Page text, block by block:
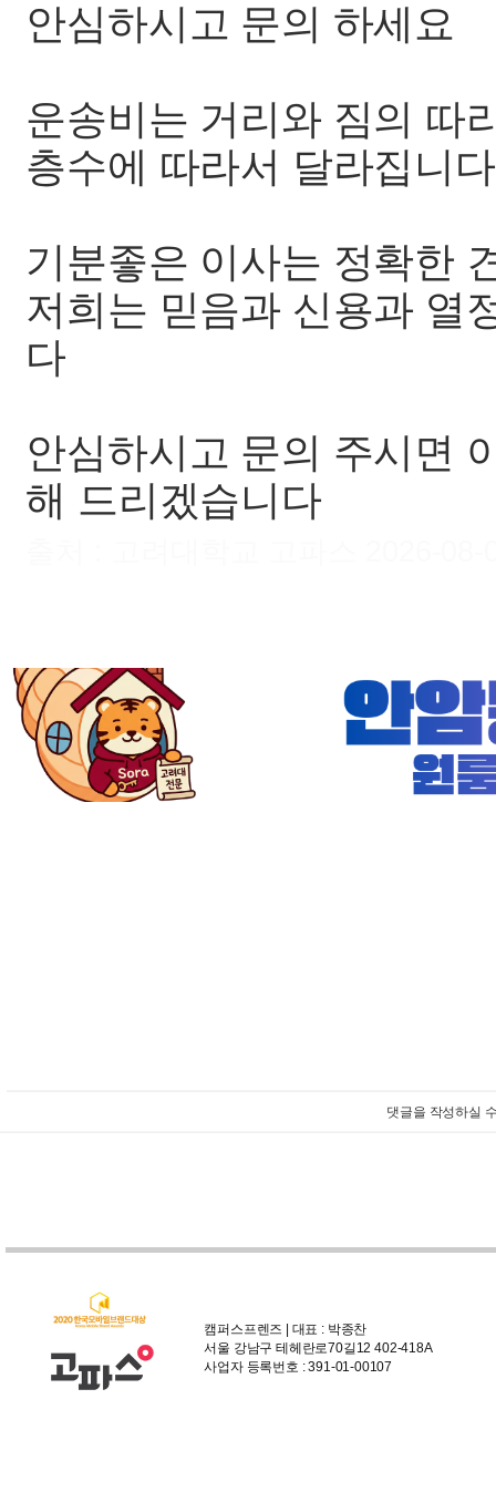
안심하시고 문의 하세요
운송비는 거리와 짐의 따
층수에 따라서 달라집니다
기분좋은 이사는 정확한
저희는 믿음과 신용과 열
다
안심하시고 문의 주시면
해 드리겠습니다
댓글을 작성하실
캠퍼스프렌즈 | 대표 : 박종찬
서울 강남구 테헤란로70길12 402-418A
사업자 등록번호 : 391-01-00107